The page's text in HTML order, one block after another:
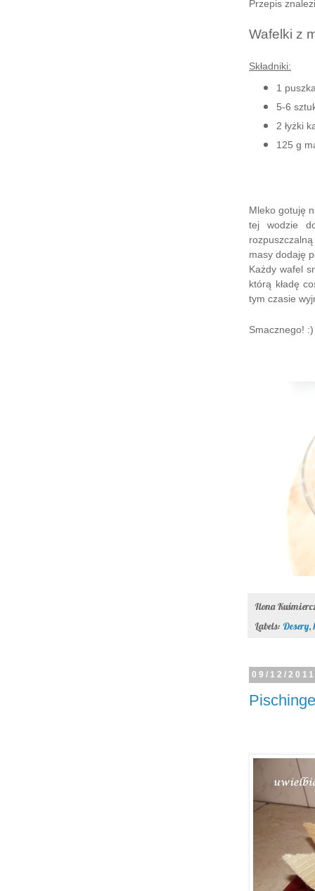
Przepis
Wafelki z
Składniki:
1
5-6
2 łyżki
125 g
Mleko gotuję
tej wodzie
masy dodaję
Każdy wafel
którą kładę
tym czasie
Smacznego! :)
Ilona
Labels: Desery,
09/12/